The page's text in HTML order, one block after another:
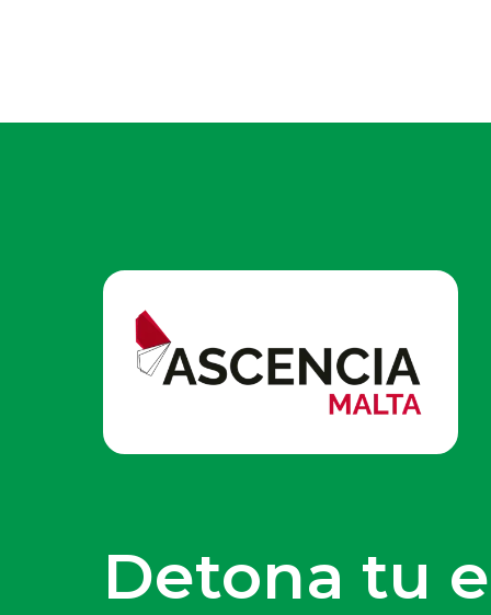
Detona tu